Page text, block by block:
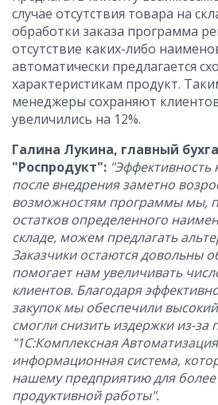
случае отсутствия товара на
обработки заказа программа
отсутствие каких-либо
автоматически предлагается
характеристикам продукт.
менеджеры сохраняют
увеличились на 12%.
Галина Лукина, главный
"Роспродукт": "Эффективность
после внедрения заметно
возможностям программы мы,
остатков определенного
складе, можем предлагать
Заказчики остаются довольны
помогает нам увеличивать
клиентов. Благодаря
закупок мы обеспечили
смогли снизить издержки из-за
"1С:Комплексная
информационная система,
нашему предприятию для
продуктивной работы".